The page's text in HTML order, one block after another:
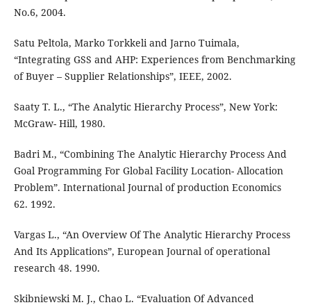
No.6, 2004.
Satu Peltola, Marko Torkkeli and Jarno Tuimala,
“Integrating GSS and AHP: Experiences from Benchmarking
of Buyer – Supplier Relationships”, IEEE, 2002.
Saaty T. L., “The Analytic Hierarchy Process”, New York:
McGraw- Hill, 1980.
Badri M., “Combining The Analytic Hierarchy Process And
Goal Programming For Global Facility Location- Allocation
Problem”. International Journal of production Economics
62. 1992.
Vargas L., “An Overview Of The Analytic Hierarchy Process
And Its Applications”, European Journal of operational
research 48. 1990.
Skibniewski M. J., Chao L. “Evaluation Of Advanced